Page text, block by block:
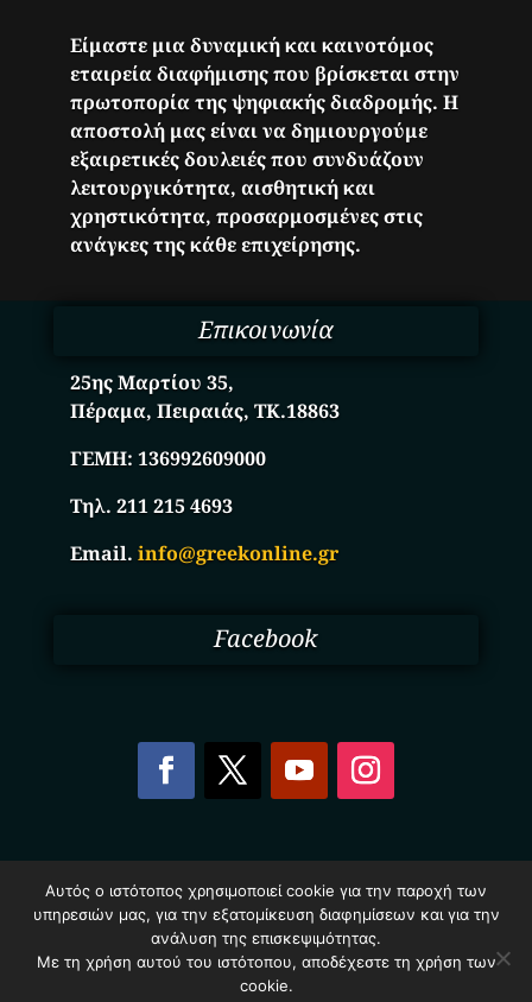
Είμαστε μια δυναμική και καινοτόμος
εταιρεία διαφήμισης που βρίσκεται στην
πρωτοπορία της ψηφιακής διαδρομής. Η
αποστολή μας είναι να δημιουργούμε
εξαιρετικές δουλειές που συνδυάζουν
λειτουργικότητα, αισθητική και
χρηστικότητα, προσαρμοσμένες στις
ανάγκες της κάθε επιχείρησης.
Επικοινωνία
25ης Μαρτίου 35,
Πέραμα, Πειραιάς, ΤΚ.18863
ΓΕΜΗ:136992609000
Τηλ. 211 215 4693
Email.info@greekonline.gr
Facebook
Επιχειρήσεων Ελλάδας – Greekonline.gr. All Rights
Reserved.
Όροι & Προυποθέσεις–Προστασία Προσωπικών
Δεδομένων–Πολιτική Cookies
Αυτός ο ιστότοπος χρησιμοποιεί cookie για την παροχή των
υπηρεσιών μας, για την εξατομίκευση διαφημίσεων και για την
ανάλυση της επισκεψιμότητας.
Με τη χρήση αυτού του ιστότοπου, αποδέχεστε τη χρήση των
cookie.